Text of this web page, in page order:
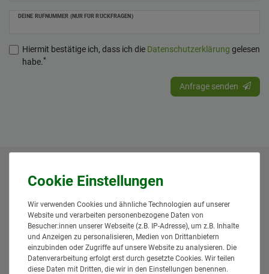
DEINE RUFNUMMER (NUR FÜR RÜCKFRAGEN)
Hiermit bestätige ich, dass ich die Daten­schutz­erklärung gelesen
habe.*
Anfrage senden
* Alle Preise inklusive gesetzlicher Mehrwertsteuer und
zuzüglichVersandkosten. Der Versand erfolgt bei vielen
Artikeln bei Bestellungen bis 14 Uhr und Sofortbezahlung
(z.B. PayPal) bereits am gleichen Werktag. Die angegebenen
Lieferzeiten gelten für Lieferungen innerhalb Deutschlands.
Die angezeigten Versandkosten beziehen sich auf den
Versand innerhalb Deutschlands, soweit kein anders
Lieferland ausgewählt wurde. Versandkosten und
Wir verwenden Cookies und ähnliche Technologien auf unserer
Website und verarbeiten personenbezogene Daten von
Besucher:innen unserer Webseite (z.B. IP-Adresse), um z.B. Inhalte
und Anzeigen zu personalisieren, Medien von Drittanbietern
einzubinden oder Zugriffe auf unsere Website zu analysieren. Die
Datenverarbeitung erfolgt erst durch gesetzte Cookies. Wir teilen
diese Daten mit Dritten, die wir in den Einstellungen benennen.